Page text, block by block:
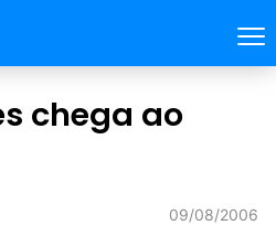
chega ao
09/08/2006